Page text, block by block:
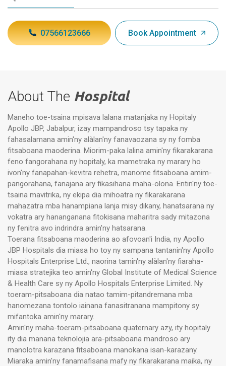
07566123666 Book Appointment
About The Hospital
Maneho toe-tsaina mpisava lalana matanjaka ny Hopitaly
Apollo JBP, Jabalpur, izay mampandroso tsy tapaka ny
fahasalamana amin'ny alàlan'ny fanavaozana sy ny fomba
fitsaboana maoderina. Miorim-paka lalina amin'ny fikarakarana
feno fangorahana ny hopitaly, ka mametraka ny marary ho
ivon'ny fanapahan-kevitra rehetra, manome fitsaboana amim-
pangorahana, fanajana ary fikasihana maha-olona. Entin'ny toe-
tsaina mavitrika, ny ekipa dia mihoatra ny fikarakarana
mahazatra mba hanampiana lanja misy dikany, hanatsarana ny
vokatra ary hananganana fitokisana maharitra sady mitazona
ny fenitra avo indrindra amin'ny hatsarana.
Toerana fitsaboana maoderina ao afovoan'i India, ny Apollo
JBP Hospitals dia miasa ho toy ny sampana tantanin'ny Apollo
Hospitals Enterprise Ltd., naorina tamin'ny alàlan'ny fiaraha-
miasa stratejika teo amin'ny Global Institute of Medical Science
& Health Care sy ny Apollo Hospitals Enterprise Limited. Ny
toeram-pitsaboana dia natao tamim-pitandremana mba
hanomezana tontolo iainana fanasitranana mampitony sy
mifantoka amin'ny marary.
Amin'ny maha-toeram-pitsaboana quaternary azy, ity hopitaly
ity dia manana teknolojia ara-pitsaboana mandroso ary
manolotra karazana fitsaboana manokana isan-karazany.
Miaraka amin'ny fanamafisana mafy ny fikarakarana maika, ny